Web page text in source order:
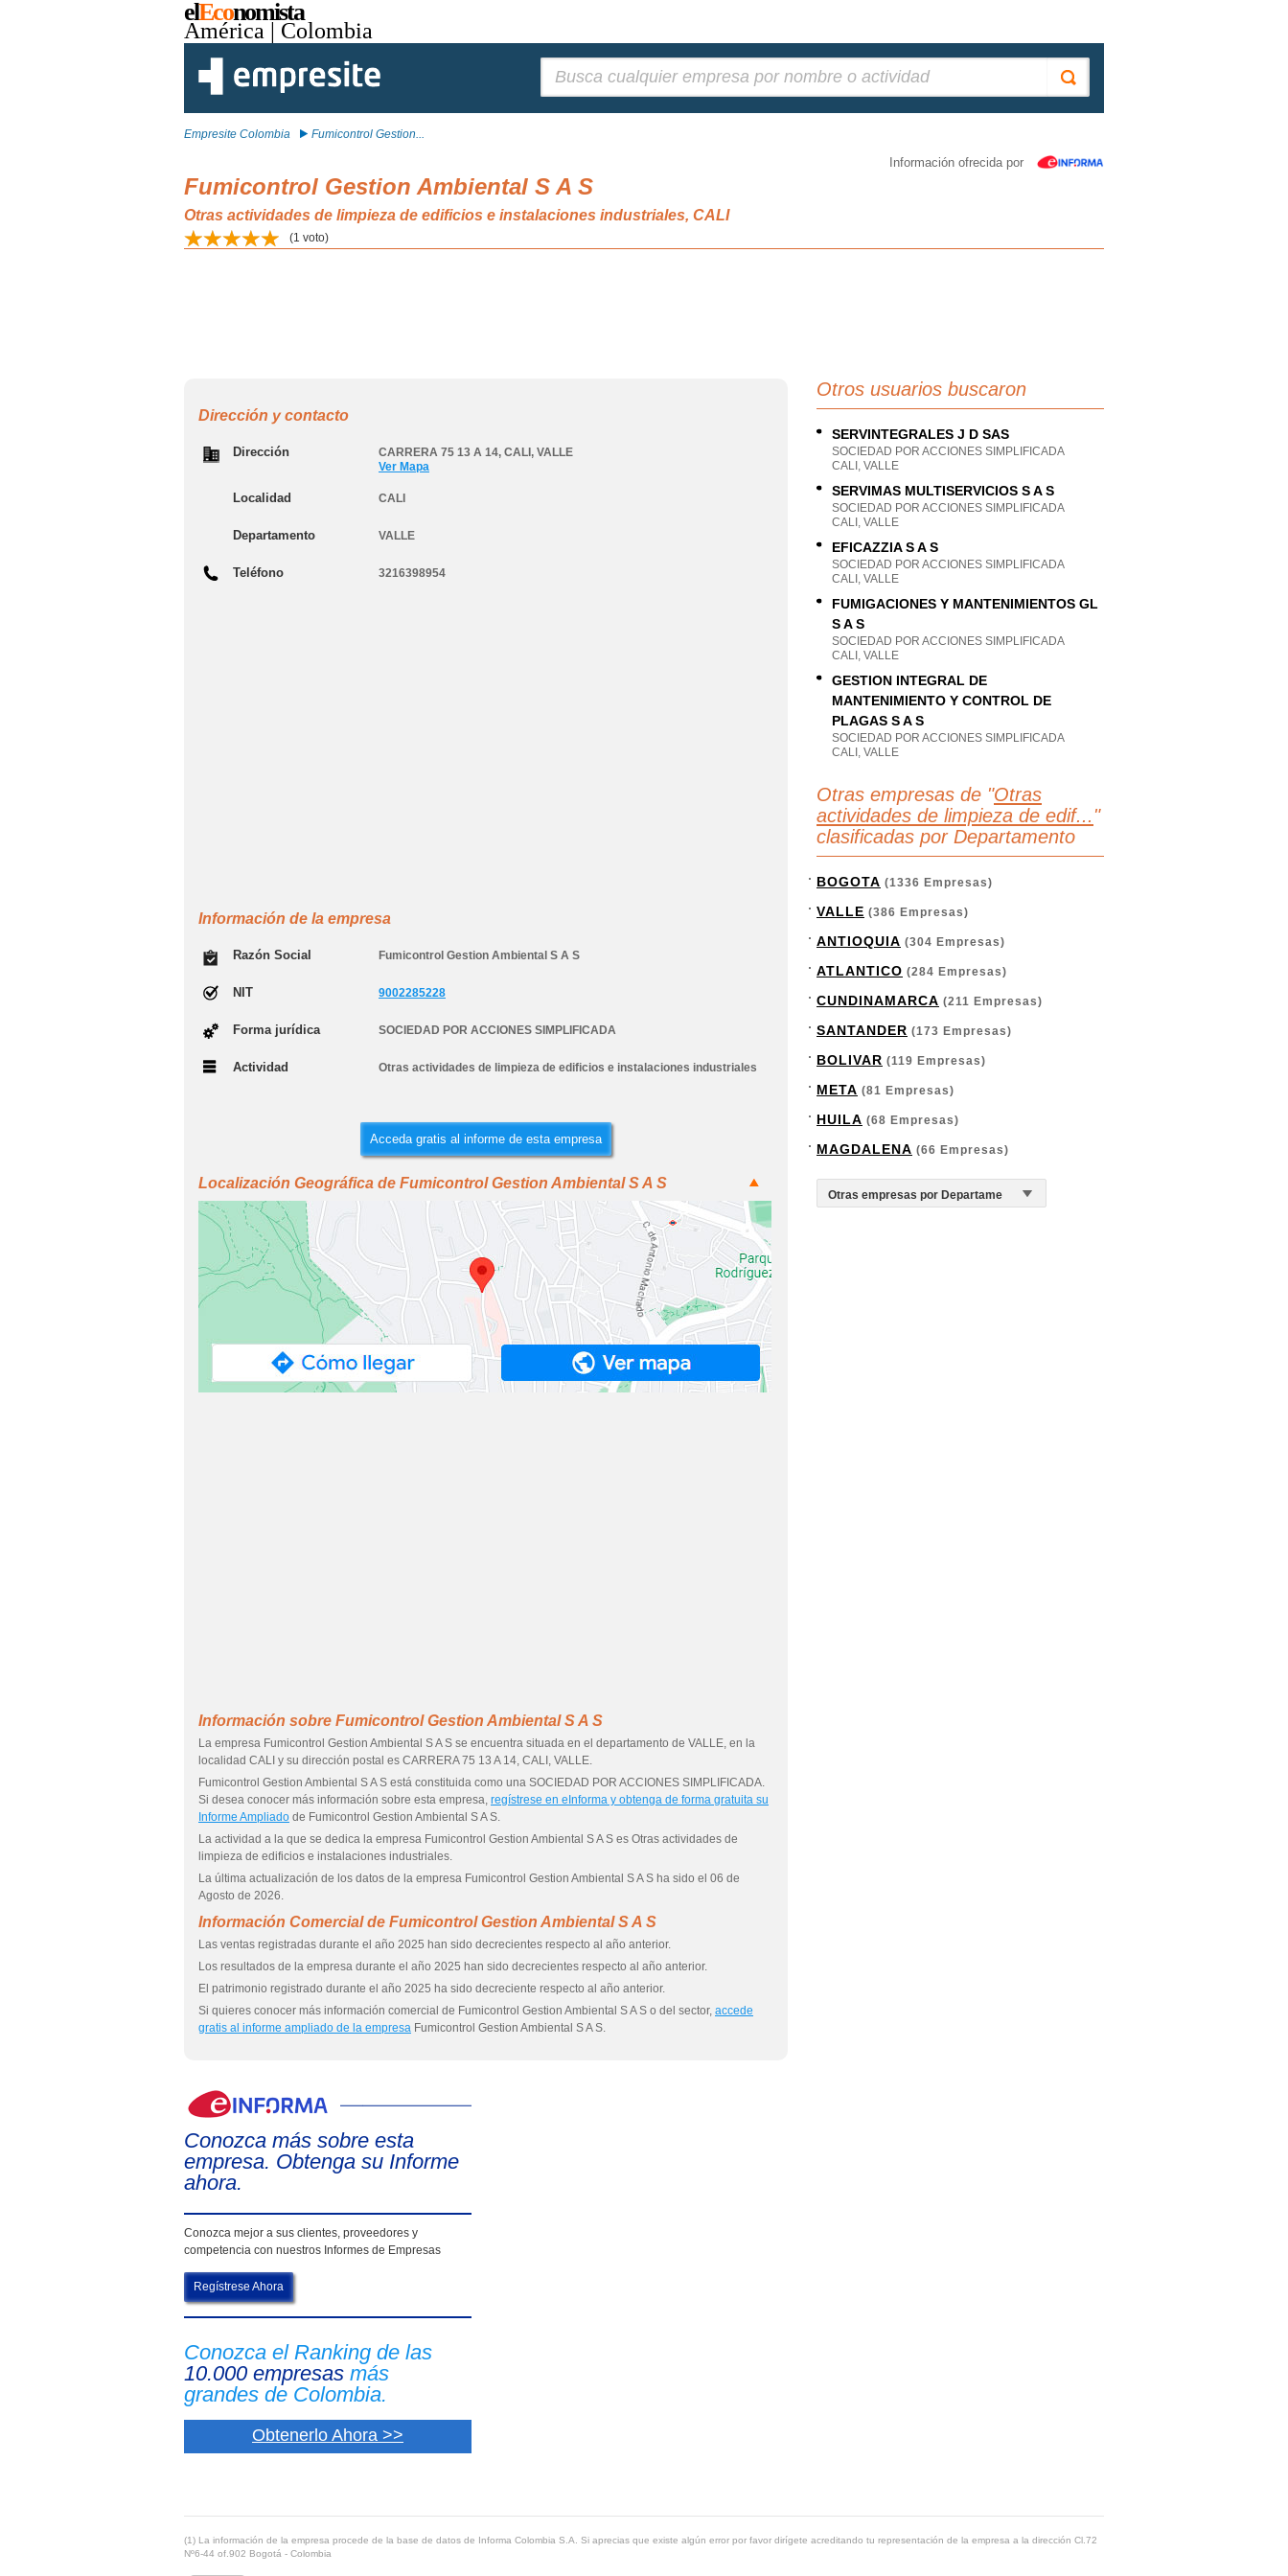
elEconomista
América | Colombia
Empresite Colombia Fumicontrol Gestion...
Información ofrecida por
Fumicontrol Gestion Ambiental S A S
Otras actividades de limpieza de edificios e instalaciones industriales, CALI
(1 voto)
Dirección y contacto
Dirección CARRERA 75 13 A 14, CALI , VALLE
Ver Mapa
Localidad CALI
Departamento VALLE
Teléfono 3216398954
Información de la empresa
Razón Social Fumicontrol Gestion Ambiental S A S
NIT 9002285228
Forma jurídica SOCIEDAD POR ACCIONES SIMPLIFICADA
Actividad Otras actividades de limpieza de edificios e instalaciones industriales
Acceda gratis al informe de esta empresa
Localización Geográfica de Fumicontrol Gestion Ambiental S A S
Información sobre Fumicontrol Gestion Ambiental S A S
La empresa Fumicontrol Gestion Ambiental S A S se encuentra situada en el departamento de VALLE, en la
localidad CALI y su dirección postal es CARRERA 75 13 A 14, CALI, VALLE.
Fumicontrol Gestion Ambiental S A S está constituida como una SOCIEDAD POR ACCIONES SIMPLIFICADA.
Si desea conocer más información sobre esta empresa, regístrese en eInforma y obtenga de forma gratuita su
Informe Ampliado de Fumicontrol Gestion Ambiental S A S.
La actividad a la que se dedica la empresa Fumicontrol Gestion Ambiental S A S es Otras actividades de
limpieza de edificios e instalaciones industriales.
La última actualización de los datos de la empresa Fumicontrol Gestion Ambiental S A S ha sido el 06 de
Agosto de 2026.
Información Comercial de Fumicontrol Gestion Ambiental S A S
Las ventas registradas durante el año 2025 han sido decrecientes respecto al año anterior.
Los resultados de la empresa durante el año 2025 han sido decrecientes respecto al año anterior.
El patrimonio registrado durante el año 2025 ha sido decreciente respecto al año anterior.
Si quieres conocer más información comercial de Fumicontrol Gestion Ambiental S A S o del sector, accede
gratis al informe ampliado de la empresa Fumicontrol Gestion Ambiental S A S.
Conozca más sobre esta
empresa. Obtenga su Informe
ahora.
Conozca mejor a sus clientes, proveedores y
competencia con nuestros Informes de Empresas
Regístrese Ahora
Conozca el Ranking de las
10.000 empresas más
grandes de Colombia.
Obtenerlo Ahora >>
Otros usuarios buscaron
SERVINTEGRALES J D SAS
SOCIEDAD POR ACCIONES SIMPLIFICADA
CALI, VALLE
SERVIMAS MULTISERVICIOS S A S
SOCIEDAD POR ACCIONES SIMPLIFICADA
CALI, VALLE
EFICAZZIA S A S
SOCIEDAD POR ACCIONES SIMPLIFICADA
CALI, VALLE
FUMIGACIONES Y MANTENIMIENTOS GL
S A S
SOCIEDAD POR ACCIONES SIMPLIFICADA
CALI, VALLE
GESTION INTEGRAL DE
MANTENIMIENTO Y CONTROL DE
PLAGAS S A S
SOCIEDAD POR ACCIONES SIMPLIFICADA
CALI, VALLE
Otras empresas de "Otras
actividades de limpieza de edif... "
clasificadas por Departamento
BOGOTA (1336 Empresas)
VALLE (386 Empresas)
ANTIOQUIA (304 Empresas)
ATLANTICO (284 Empresas)
CUNDINAMARCA (211 Empresas)
SANTANDER (173 Empresas)
BOLIVAR (119 Empresas)
META (81 Empresas)
HUILA (68 Empresas)
MAGDALENA (66 Empresas)
(1) La información de la empresa procede de la base de datos de Informa Colombia S.A. Si aprecias que existe algún error por favor dirígete acreditando tu representación de la empresa a la dirección Cl.72
Nº6-44 of.902 Bogotá - Colombia